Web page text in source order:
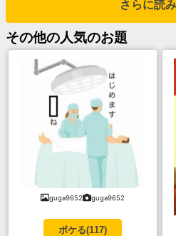
さらに読
その他の人気のお題
guga9652 guga9652
ボケる(117)